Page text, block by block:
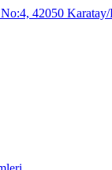
42050